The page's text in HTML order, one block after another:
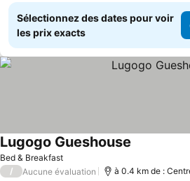
Sélectionnez des dates pour voir
les prix exacts
Bed & Breakfast
Lugogo Gueshouse
/ Aucune évaluation à 0.4 km de :